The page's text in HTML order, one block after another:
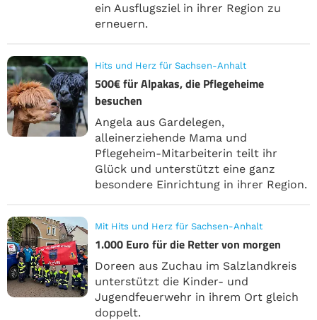
ein Ausflugsziel in ihrer Region zu
erneuern.
Hits und Herz für Sachsen-Anhalt
500€ für Alpakas, die Pflegeheime
besuchen
Angela aus Gardelegen,
alleinerziehende Mama und
Pflegeheim-Mitarbeiterin teilt ihr
Glück und unterstützt eine ganz
besondere Einrichtung in ihrer Region.
Mit Hits und Herz für Sachsen-Anhalt
1.000 Euro für die Retter von morgen
Doreen aus Zuchau im Salzlandkreis
unterstützt die Kinder- und
Jugendfeuerwehr in ihrem Ort gleich
doppelt.